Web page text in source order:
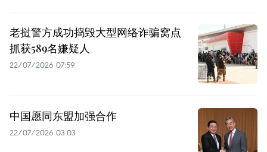
老挝警方成功捣毁大型网络诈骗窝点
抓获589名嫌疑人
22/07/2026 07:59
中国愿同东盟加强合作
22/07/2026 03:03